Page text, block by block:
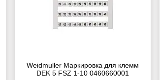
Weidmuller Маркировка для клемм
DEK 5 FSZ 1-10 0460660001